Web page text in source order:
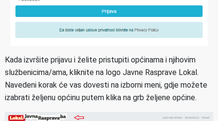
Kada izvršite prijavu i želite pristupiti općinama i njihovim
službenicima/ama, kliknite na logo Javne Rasprave Lokal.
Navedeni korak će vas dovesti na izborni meni, gdje možete
izabrati željenu općinu putem klika na grb željene općine.